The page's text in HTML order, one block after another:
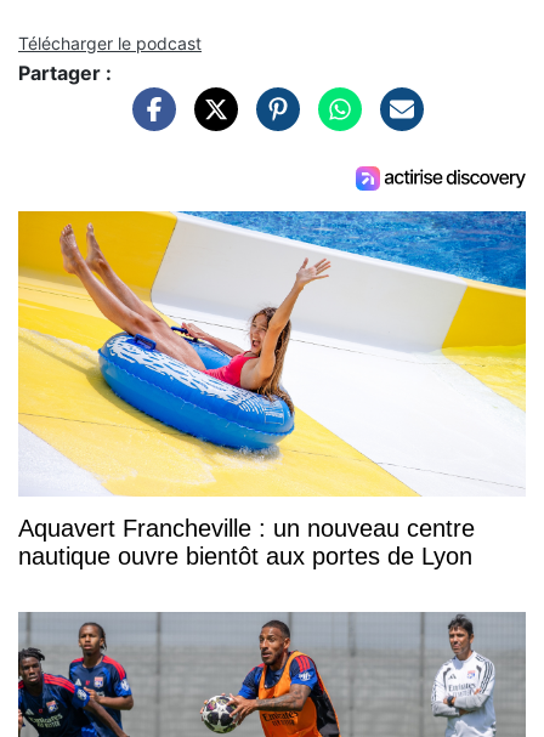
Télécharger le podcast
Partager :
Aquavert Francheville : un nouveau centre
nautique ouvre bientôt aux portes de Lyon